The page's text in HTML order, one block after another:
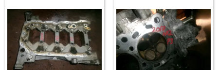
Modellerle Uyumludur
Uyumludur